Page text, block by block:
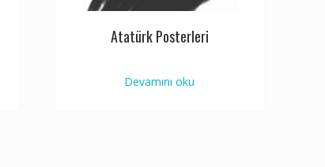
Atatürk Posterleri
Devamını oku